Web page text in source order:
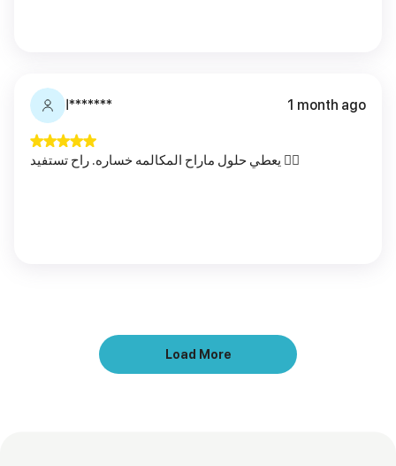
ا******* 1 month ago
يعطي حلول ماراح المكالمه خساره. راح تستفيد 👍🏻
Load More